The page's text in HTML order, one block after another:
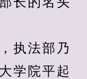
执法部乃
学院平起